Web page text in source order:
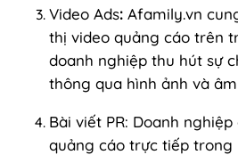
Video Ads: Afamily.vn
thị video quảng cáo trên
doanh nghiệp thu hút sự
thông qua hình ảnh và
Bài viết PR: Doanh
quảng cáo trực tiếp trong